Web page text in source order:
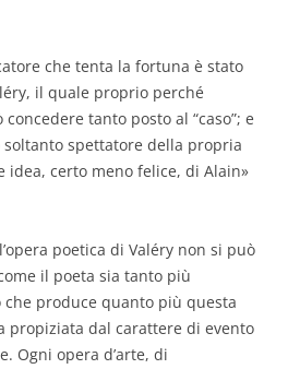
che tenta la fortuna è stato
il quale proprio perché
tanto posto al “caso”; e
soltanto spettatore della propria
idea, certo meno felice, di Alain»
poetica di Valéry non si può
il poeta sia tanto più
che produce quanto più questa
propiziata dal carattere di evento
Ogni opera d’arte, di